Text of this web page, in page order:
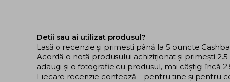
Detii sau ai utilizat produsul?
Lasă o recenzie și primești până la 5 puncte
Acordă o notă produsului achiziționat și primești
adaugi și o fotografie cu produsul, mai câștigi încă
Fiecare recenzie contează – pentru tine și pentru